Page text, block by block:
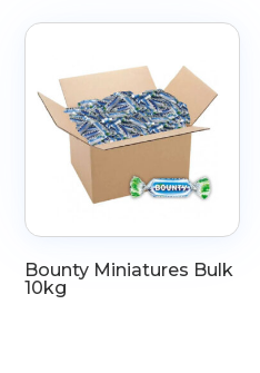
Bounty Miniatures Bulk
10kg